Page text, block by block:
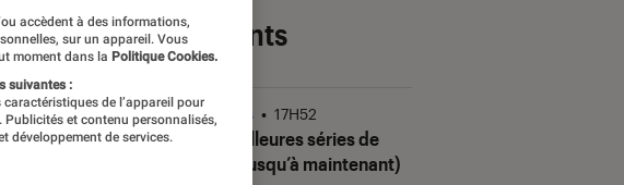
Les plus récents
Les meilleures séries de
2026 (jusqu’à maintenant)
Séries • 17H52
accèdent à des informations,
sur un appareil. Vous
moment dans la Politique Cookies.
suivantes :
de l’appareil pour
et contenu personnalisés,
développement de services.